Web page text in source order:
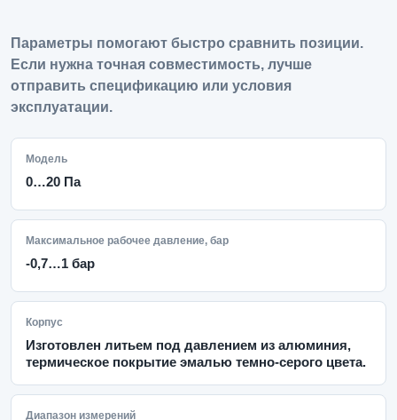
Параметры помогают быстро сравнить позиции.
Если нужна точная совместимость, лучше
отправить спецификацию или условия
эксплуатации.
Модель
0…20 Па
Максимальное рабочее давление, бар
-0,7…1 бар
Корпус
Изготовлен литьем под давлением из алюминия,
термическое покрытие эмалью темно-серого цвета.
Диапазон измерений